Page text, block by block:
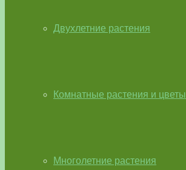
Двухлетние растения
Комнатные растения и цветы
Многолетние растения